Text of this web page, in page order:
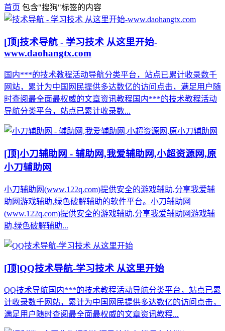
首页 包含"搜狗"标签的内容
[顶]技术导航 - 学习技术 从这里开始-
www.daohangtx.com
国内***的技术教程活动导航分类平台，站点已累计收录数千
网站，累计为中国网民提供多达数亿的访问点击，满足用户随
时查阅最全面最权威的文章资讯教程国内***的技术教程活动
导航分类平台，站点已累计收录数...
[顶]小刀辅助网 - 辅助网,我爱辅助网,小超资源网,原
小刀辅助网
小刀辅助网(www.122q.com)提供安全的游戏辅助,分享我爱辅
助网游戏辅助,绿色破解辅助的软件平台。小刀辅助网
(www.122q.com)提供安全的游戏辅助,分享我爱辅助网游戏辅
助,绿色破解辅助...
[顶]QQ技术导航-学习技术 从这里开始
QQ技术导航国内***的技术教程活动导航分类平台，站点已累
计收录数千网站，累计为中国网民提供多达数亿的访问点击，
满足用户随时查阅最全面最权威的文章资讯教程...